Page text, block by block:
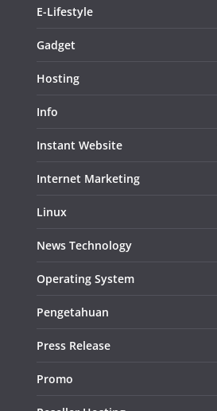
E-Lifestyle
Gadget
Hosting
Info
Instant Website
Internet Marketing
Linux
News Technology
Operating System
Pengetahuan
Press Release
Promo